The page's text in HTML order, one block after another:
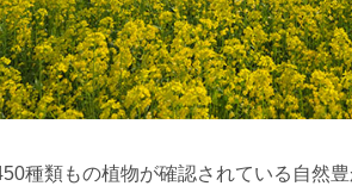
種類もの植物が確認されている自然